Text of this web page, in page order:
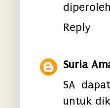
Reply
Suria
SA
untuk